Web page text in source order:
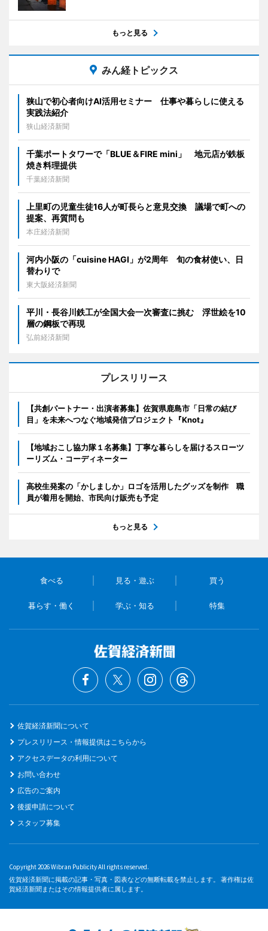
もっと見る
みん経トピックス
狭山で初心者向けAI活用セミナー 仕事や暮らしに使える
実践法紹介
狭山経済新聞
千葉ポートタワーで「BLUE＆FIRE mini」 地元店が鉄板
焼き料理提供
千葉経済新聞
上里町の児童生徒16人が町長らと意見交換 議場で町への
提案、再質問も
本庄経済新聞
河内小阪の「cuisine HAGI」が2周年 旬の食材使い、日
替わりで
東大阪経済新聞
平川・長谷川鉄工が全国大会一次審査に挑む 浮世絵を10
層の鋼板で再現
弘前経済新聞
プレスリリース
【共創パートナー・出演者募集】佐賀県鹿島市「日常の結び
目」を未来へつなぐ地域発信プロジェクト『Knot』
【地域おこし協力隊１名募集】丁寧な暮らしを届けるスローツ
ーリズム・コーディネーター
高校生発案の「かしましか」ロゴを活用したグッズを制作 職
員が着用を開始、市民向け販売も予定
もっと見る
食べる 見る・遊ぶ 買う
暮らす・働く 学ぶ・知る 特集
佐賀経済新聞について
プレスリリース・情報提供はこちらから
アクセスデータの利用について
お問い合わせ
広告のご案内
後援申請について
スタッフ募集
Copyright 2026 Wibran Publicity All rights reserved.
佐賀経済新聞に掲載の記事・写真・図表などの無断転載を禁止します。 著作権は佐
賀経済新聞またはその情報提供者に属します。